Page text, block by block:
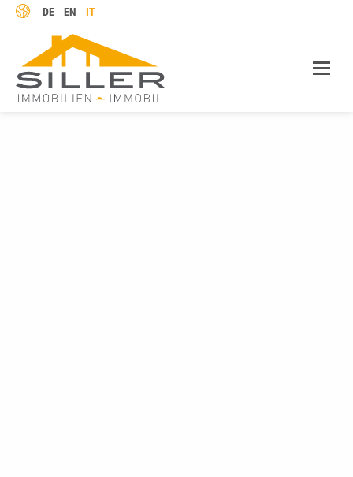
LINGUA
DE EN IT